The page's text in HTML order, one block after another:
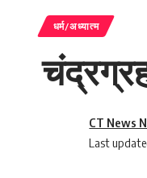
धर्म/अध्यात्म
Last
CT News